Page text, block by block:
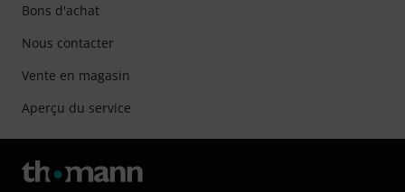
Bons d'achat
Nous contacter
Vente en magasin
Aperçu du service